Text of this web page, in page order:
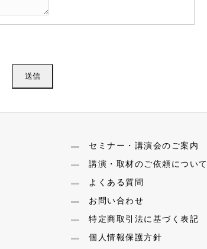
セミナー・講演会のご案内
講演・取材のご依頼について
よくある質問
お問い合わせ
特定商取引法に基づく表記
個人情報保護方針